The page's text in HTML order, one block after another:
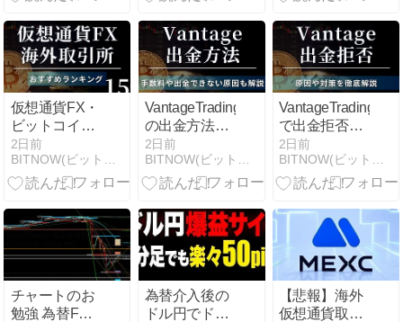
検証
仮想通貨FX・
ビットコイン
FXにおすすめ
の海外FX業者
ランキング15
月】
2日前
BITNOW(ビットナウ)
VantageTrading
の出金方法と
ルール！手数
料や出金でき
ない原因も解
2日前
BITNOW(ビットナウ)
VantageTrading
で出金拒否は
ある？出金で
きない原因や
対策を徹底解
2日前
BITNOW(ビットナウ)
チャートのお
勉強 為替FX
為替介入後の
ドル円でドニ
【悲報】海外
仮想通貨取引